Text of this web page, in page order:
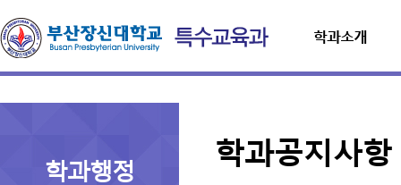
학과소개
학과행정 학과공지사항